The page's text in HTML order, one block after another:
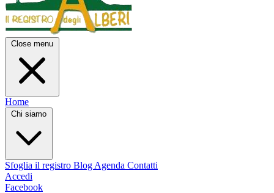
Close menu
Home
Chi siamo
Sfoglia il registro Blog Agenda Contatti
Accedi
Facebook